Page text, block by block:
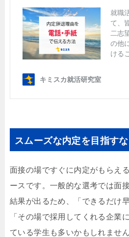
スムーズな内定を目指す
面接の場ですぐに内定がもらえ
ースです。一般的な選考では面
結果が出るため、「できるだけ
「その場で採用してくれる企業
ている学生も多いかもしれません